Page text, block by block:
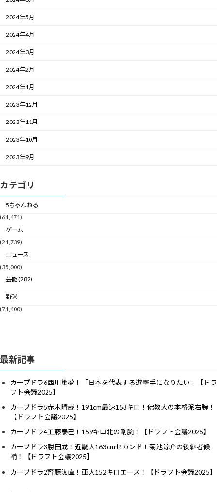
2024年5月
2024年4月
2024年3月
2024年2月
2024年1月
2023年12月
2023年11月
2023年10月
2023年9月
カテゴリ
5ちゃんねる
(61,471)
ゲーム
(21,739)
ニュース
(35,000)
芸能 (282)
野球
(71,400)
最新記事
カープドラ6西川篤夢！「日本を代表する遊撃手になりたい」【ドラ
フト会議2025】
カープドラ5赤木晴哉！191cm最速153キロ！佛教大の本格派右腕！
【ドラフト会議2025】
カープドラ4工藤泰己！159キロ北の剛腕！【ドラフト会議2025】
カープドラ3勝田成！近畿大163cmセカンド！菊池涼介の後継者候
補！【ドラフト会議2025】
カープドラ2齊藤汰直！亜大152キロエース！【ドラフト会議2025】